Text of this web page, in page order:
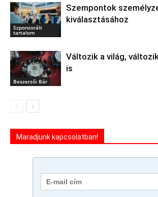
Szponzorált
tartalom
Szempontok
kiválasztásához
Beszerzői Bár
Változik a világ,
is
Maradjunk kapcsolatban!